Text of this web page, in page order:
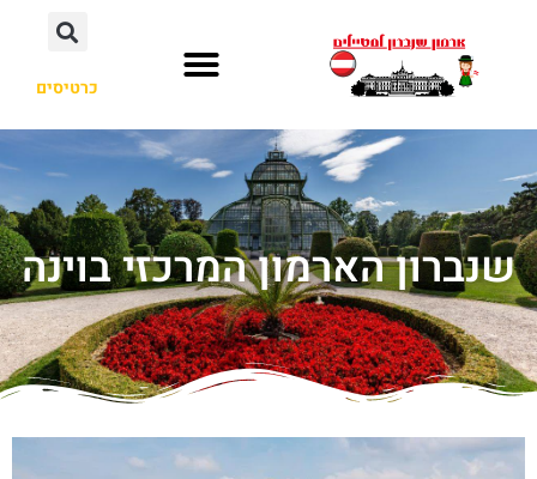
כרטיסים
שנברון הארמון המרכזי בוינה